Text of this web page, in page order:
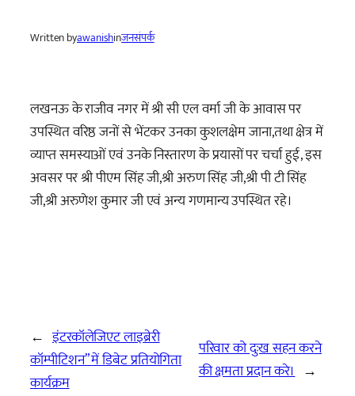
Written byawanishinजनसंपर्क
लखनऊ के राजीव नगर में श्री सी एल वर्मा जी के आवास पर
उपस्थित वरिष्ठ जनों से भेंटकर उनका कुशलक्षेम जाना,तथा क्षेत्र में
व्याप्त समस्याओं एवं उनके निस्तारण के प्रयासों पर चर्चा हुई, इस
अवसर पर श्री पीएम सिंह जी,श्री अरुण सिंह जी,श्री पी टी सिंह
जी,श्री अरुणेश कुमार जी एवं अन्य गणमान्य उपस्थित रहे।
← इंटरकॉलेजिएट लाइब्रेरी
कॉम्पीटिशन” में डिबेट प्रतियोगिता
कार्यक्रम
परिवार को दुःख सहन करने
की क्षमता प्रदान करे। →